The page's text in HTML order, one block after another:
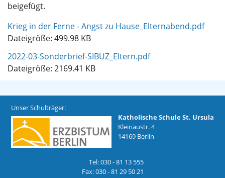
beigefügt.
Krieg in der Ferne - Angst zu Hause_Elternabend.pdf
Dateigröße: 499.98 KB
2022-03-Sonderbrief-SIBUZ_Eltern.pdf
Dateigröße: 2169.41 KB
Unser Schulträger:
Katholische Schule St. Ursula
Kleinaustr. 4
14169 Berlin
Tel: 030 - 81 13 555
Fax: 030 - 81 29 50 21